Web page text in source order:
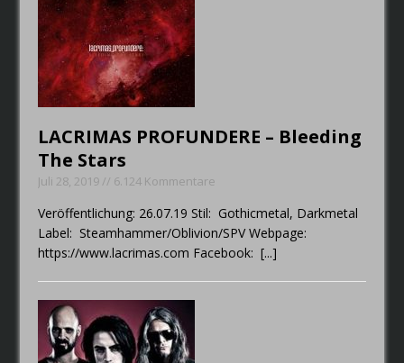
LACRIMAS PROFUNDERE – Bleeding
The Stars
Juli 28, 2019 // 6.124 Kommentare
Veröffentlichung: 26.07.19 Stil: Gothicmetal, Darkmetal
Label: Steamhammer/Oblivion/SPV Webpage:
https://www.lacrimas.com Facebook:[...]